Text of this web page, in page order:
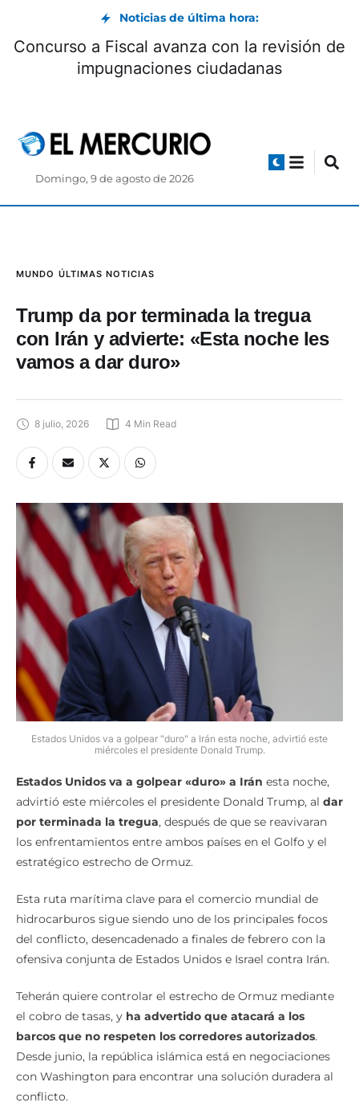
Noticias de última hora:
es nuevo jugador de Boca
hasta 2027
Concurso a
Domingo, 9 de agosto de 2026
MUNDO ÚLTIMAS NOTICIAS
Trump da por terminada la tregua
con Irán y advierte: «Esta noche les
vamos a dar duro»
8 julio, 2026 4 Min Read
Estados Unidos va a golpear "duro" a Irán esta noche, advirtió este
miércoles el presidente Donald Trump.
Estados Unidos va a golpear «duro» a Irán esta noche,
advirtió este miércoles el presidente Donald Trump, al dar
por terminada la tregua, después de que se reavivaran
los enfrentamientos entre ambos países en el Golfo y el
estratégico estrecho de Ormuz.
Esta ruta marítima clave para el comercio mundial de
hidrocarburos sigue siendo uno de los principales focos
del conflicto, desencadenado a finales de febrero con la
ofensiva conjunta de Estados Unidos e Israel contra Irán.
Teherán quiere controlar el estrecho de Ormuz mediante
el cobro de tasas, y ha advertido que atacará a los
barcos que no respeten los corredores autorizados.
Desde junio, la república islámica está en negociaciones
con Washington para encontrar una solución duradera al
conflicto.